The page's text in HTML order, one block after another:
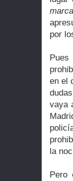
por
en el
vaya
la
Pero